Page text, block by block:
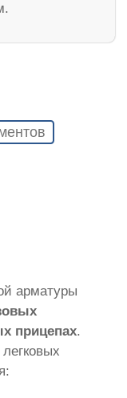
арматуры
прицепах.